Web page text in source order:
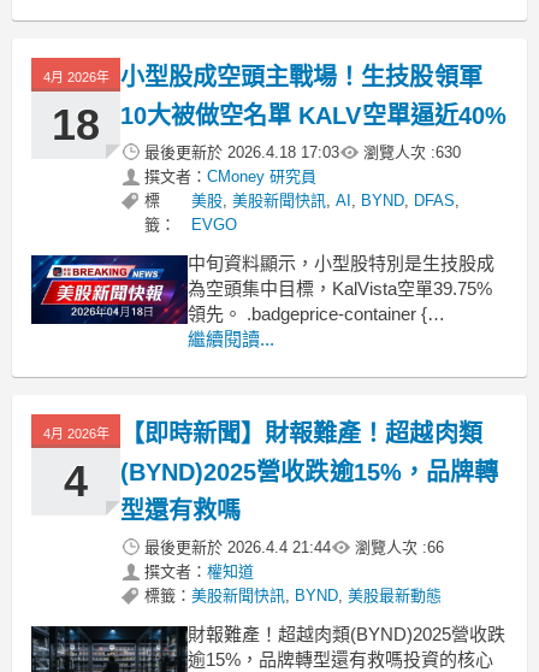
gap: 1rem !im
4月 2026年
18
小型股成空頭主戰場！生技股領軍
10大被做空名單 KALV空單逼近40%
最後更新於 2026.4.18 17:03 瀏覽人次 :630
撰文者： CMoney 研究員
標
籤：
美股, 美股新聞快訊, AI , BYND, DFAS,
EVGO
中旬資料顯示，小型股特別是生技股成
為空頭集中目標，KalVista空單39.75%
領先。 .badgeprice-container {
display: flex !important;
flex-w
繼續閱讀...
4月 2026年
4
【即時新聞】財報難產！超越肉類
(BYND)2025營收跌逾15%，品牌轉
型還有救嗎
最後更新於 2026.4.4 21:44 瀏覽人次 :66
撰文者： 權知道
標籤： 美股新聞快訊, BYND, 美股最新動態
財報難產！超越肉類(BYND)2025營收跌
逾15%，品牌轉型還有救嗎投資的核心